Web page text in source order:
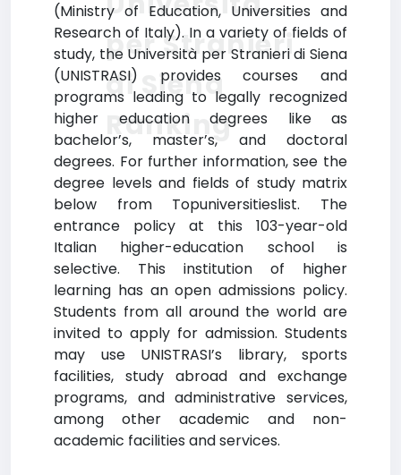
(Ministry of Education, Universities and
Research of Italy). In a variety of fields of
study, the Università per Stranieri di Siena
(UNISTRASI) provides courses and
programs leading to legally recognized
higher education degrees like as
bachelor’s, master’s, and doctoral
degrees. For further information, see the
degree levels and fields of study matrix
below from Topuniversitieslist. The
entrance policy at this 103-year-old
Italian higher-education school is
selective. This institution of higher
learning has an open admissions policy.
Students from all around the world are
invited to apply for admission. Students
may use UNISTRASI’s library, sports
facilities, study abroad and exchange
programs, and administrative services,
among other academic and non-
academic facilities and services.
per Stranieri
di Siena
Ranking